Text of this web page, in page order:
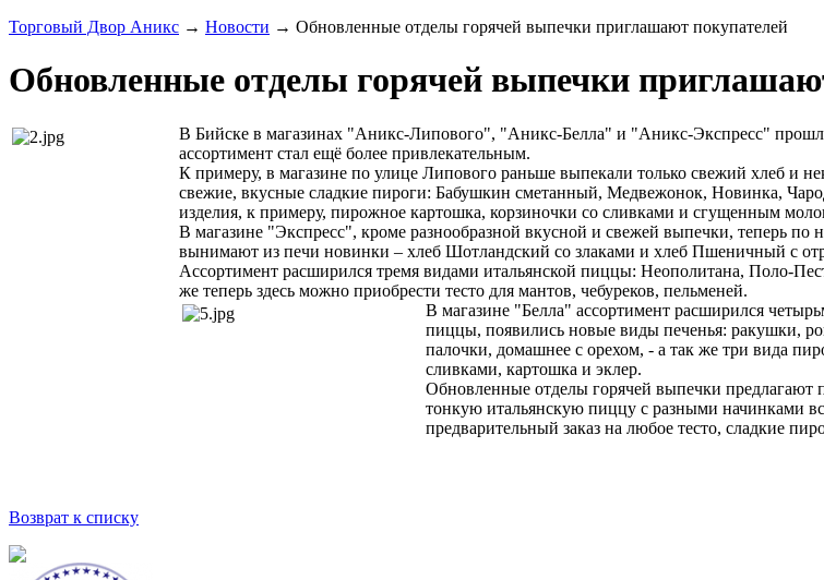
Торговый Двор Аникс → Новости → Обновленные отделы горячей выпечки приглашают покупателей
Обновленные отделы горячей выпечки
В Бийске в магазинах "Аникс-Липового", "Аникс-Белла" и "Аникс-Экспресс"
ассортимент стал ещё более привлекательным.
К примеру, в магазине по улице Липового раньше выпекали только свежий хлеб и
свежие, вкусные сладкие пироги: Бабушкин сметанный, Медвежонок, Новинка,
изделия, к примеру, пирожное картошка, корзиночки со сливками и сгущенным
В магазине "Экспресс", кроме разнообразной вкусной и свежей выпечки, теперь по
вынимают из печи новинки – хлеб Шотландский со злаками и хлеб Пшеничный с
Ассортимент расширился тремя видами итальянской пиццы: Неополитана, Поло-
же теперь здесь можно приобрести тесто для мантов, чебуреков, пельменей.
В магазине "Белла" ассортимент расширился
пиццы, появились новые виды печенья: ракушки,
палочки, домашнее с орехом, - а так же три вида
сливками, картошка и эклер.
Обновленные отделы горячей выпечки предлагают
тонкую итальянскую пиццу с разными начинками
предварительный заказ на любое тесто, сладкие
Возврат к списку